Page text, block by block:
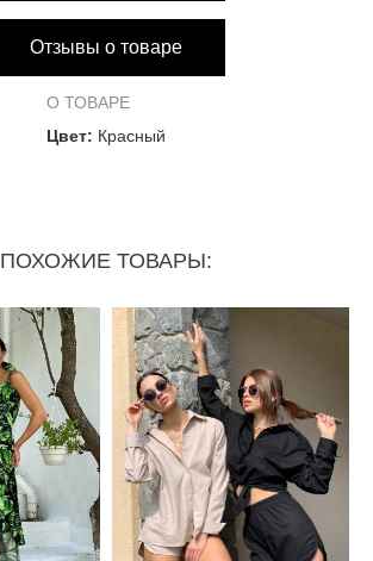
Отзывы о товаре
О ТОВАРЕ
Цвет: Красный
ПОХОЖИЕ ТОВАРЫ: